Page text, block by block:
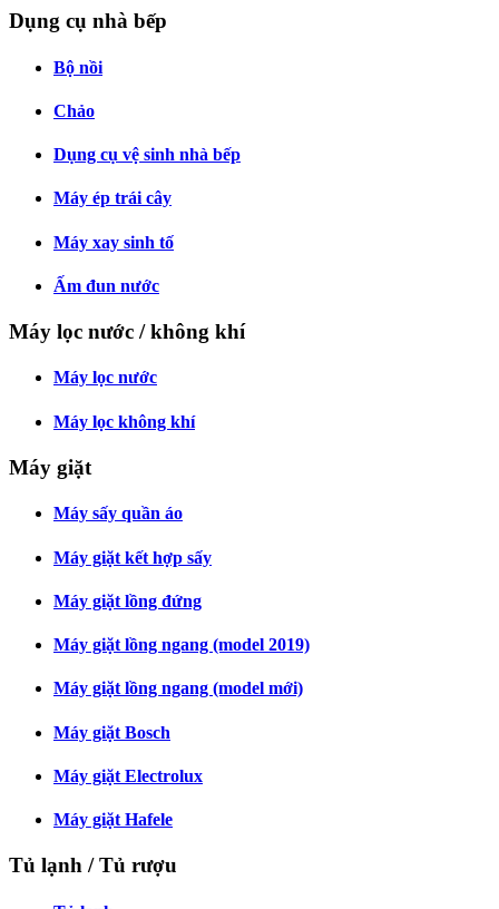
Dụng cụ nhà bếp
Bộ nồi
Chảo
Dụng cụ vệ sinh nhà bếp
Máy ép trái cây
Máy xay sinh tố
Ấm đun nước
Máy lọc nước / không khí
Máy lọc nước
Máy lọc không khí
Máy giặt
Máy sấy quần áo
Máy giặt kết hợp sấy
Máy giặt lồng đứng
Máy giặt lồng ngang (model 2019)
Máy giặt lồng ngang (model mới)
Máy giặt Bosch
Máy giặt Electrolux
Máy giặt Hafele
Tủ lạnh / Tủ rượu